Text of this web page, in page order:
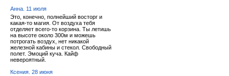
Анна. 11 июля
Это, конечно, полнейший восторг и
какая-то магия. От воздуха тебя
отделяет всего-то корзина. Ты летишь
на высоте около 300м и можешь
потрогать воздух, нет никакой
железной кабины и стекол. Свободный
полет. Эмоций куча. Кайф
невероятный.
Ксения. 28 июня